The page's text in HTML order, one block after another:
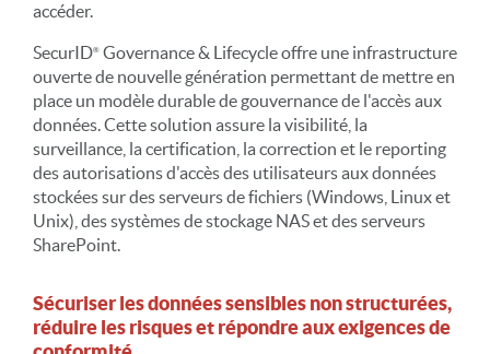
accéder.
SecurID Governance & Lifecycle offre une infrastructure
ouverte de nouvelle génération permettant de mettre en
place un modèle durable de gouvernance de l'accès aux
données. Cette solution assure la visibilité, la
surveillance, la certification, la correction et le reporting
des autorisations d'accès des utilisateurs aux données
stockées sur des serveurs de fichiers (Windows, Linux et
Unix), des systèmes de stockage NAS et des serveurs
SharePoint.
Sécuriser les données sensibles non structurées,
réduire les risques et répondre aux exigences de